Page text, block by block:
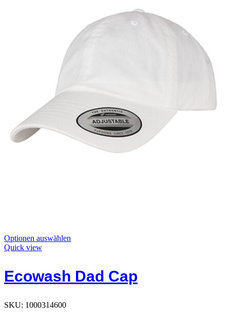
Optionen auswählen
die
auf
Quick view
Ecowash Dad Cap
SKU: 1000314600